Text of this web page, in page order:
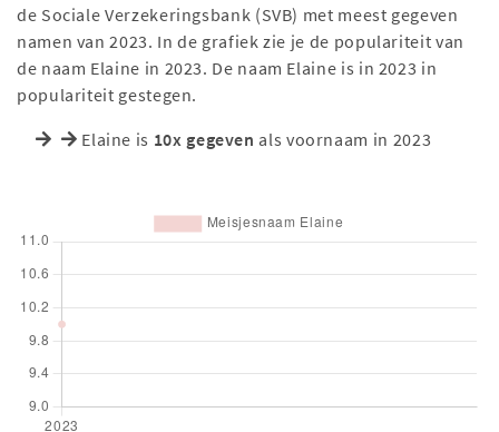
de Sociale Verzekeringsbank (SVB) met meest gegeven
namen van 2023. In de grafiek zie je de populariteit van
de naam Elaine in 2023. De naam Elaine is in 2023 in
populariteit gestegen.
Elaine is 10x gegeven als voornaam in 2023